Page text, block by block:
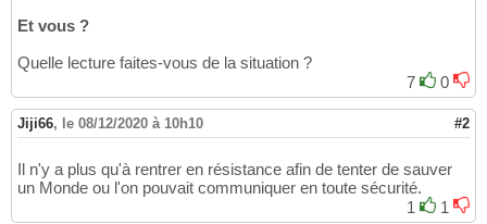
Et vous ?
Quelle lecture faites-vous de la situation ?
7
0
Jiji66, le 08/12/2020 à 10h10 #2
Il n'y a plus qu'à rentrer en résistance afin de tenter de sauver
un Monde ou l'on pouvait communiquer en toute sécurité.
1
1